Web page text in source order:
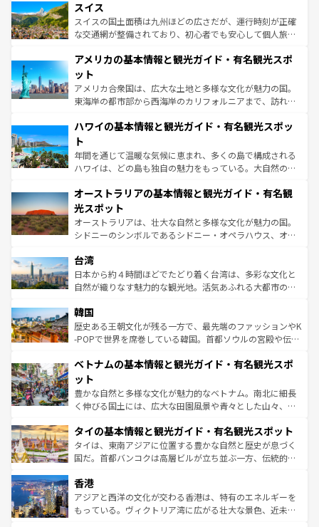
を参照してほしい。
は、お酒好きな人にはぜひ体験してほしい。 なお、新着の
ドイツ情報はコンテンツ一覧を参照してほしい。
リアごとに異なる魅力がある。また、優雅なアフタヌーン
ティー、ビール好きにはたまらない英国パブ、サッカー観
戦など、本場だからこそできる体験も豊富。イギリスを旅
ンツ一覧を参照してほしい。
スイス
スイスの国土面積は九州ほどの広さだが、運行時刻が正確
な交通網が整備されており、初心者でも安心して個人旅行
の建物がそのまま残る町や、スイスならではのユニークな
博物館もあり、アルプス観光だけでなく町歩きも満喫する
ことができる。国民の所得が高いため物価も高いが、旅行
者向けの交通パス提供のサービスもあり、うまく活用すれ
着のスイス情報はコンテンツ一覧を参照してほしい。
アメリカの基本情報と観光ガイド・有名観光スポ
ット
アメリカ合衆国は、広大な土地と多様な文化が魅力の国。
東海岸の都市部から西海岸のカリフォルニアまで、訪れる
のような巨大都市は、観光、ショッピング、エンターテイ
ンメントが詰まった刺激的なスポットだ。一方、アメリカ
西部には大自然が広がり、グランドキャニオンやイエロー
ストーン国立公園といった絶景が堪能できる。さらに、南
文化が魅力。旅行者はアメリカの各地域で異なる魅力を楽
しみながら、その多様性と豊かな歴史を感じることができ
るだろう。車でのロードトリップや列車の旅も、アメリカ
ならではの贅沢な旅のスタイルだ。 なお、新着のアメリカ
情報は コンテンツ一覧 を参照してほしい。
ハワイの基本情報と観光ガイド・有名観光スポッ
ト
年間を通じて温暖な気候に恵まれ、多くの島で構成される
ハワイは、どの島も独自の魅力をもっている。大自然の神
ワイ島は見逃せない。また、定番の観光地といえばオアフ
島だが、静かな自然を求めるならマウイ島やカウアイ島が
おすすめ。エメラルドグリーンに輝く海をはじめ、豊かな
文化や歴史が息づいている。「アロハスピリット」と呼ば
人々、おいしいローカルフードやハワイアンミュージッ
ク、伝統的なフラダンスなど、すべてがハワイの魅力を彩
っている。訪れるたびに新しい発見と感動が待っているハ
はコンテンツ一覧
オーストラリアの基本情報と観光ガイド・有名観
光スポット
オーストラリアは、壮大な自然と多様な文化が魅力の国。
シドニーのシンボルであるシドニー・オペラハウス、オー
リアリーフや大陸中央部にそびえるウルル（エアーズロッ
ク）、タスマニアの美しい原生林やケアンズの熱帯雨林な
ど、見どころがたくさん。また、カフェやワイン、オージ
いる。アクティビティも充実しており、サーフィンやダイ
ビング、ハイキングなど、アウトドア好きにはたまらな
い。オーストラリアの多彩な魅力を存分に味わいつくそ
参照してほしい。
台湾
日本から約４時間ほどでたどり着く台湾は、多彩な文化と
自然が織りなす魅力的な観光地。活気あふれる大都市の台
ン）、静ひつな山岳地帯である台湾東部など、都市の喧騒
と山間の静けさが共存しており、訪れる人に新しい発見と
驚きをもたらしてくれる。また、奥深い台湾の食文化も魅
容にもいいと評判のスイーツなど、バラエティ豊かな料理
照してほしい。
韓国
歴史ある王朝文化が残る一方で、最先端のファッションやK
-POPで世界を席巻している韓国。首都ソウルの宮殿や伝統
き、地方に足を延ばせば四季折々の自然美を楽しむことが
できる。そして、キムチや焼肉、絶品のストリートフード
まで、さまざまな韓国料理が待っている。夜には、韓国な
らではのナイトライフも堪能できる。あたたかいホスピタ
わってみてほしい。 なお、新着の韓国情報はコンテンツ一
覧 を参照してほしい。
ベトナムの基本情報と観光ガイド・有名観光スポ
ット
豊かな自然と多様な文化が魅力的なベトナム。南北に細長
く伸びる国土には、広大な田園風景や青々とした山々、世
急速な発展と共に伝統が息づく。ハノイの古い町並みやホ
ーチミン市のフランス統治時代の建物も、独特の雰囲気を
醸し出している。また、バラエティの豊かさとおいしさで
とつ。フォーやバインミー、ベトナムコーヒーなどは、ぜ
ひ現地で味わいたい。どの地域を訪れてもあたたかい人々
が旅行者を迎えてくれるので、きっと忘れられない旅にな
タイの基本情報と観光ガイド・有名観光スポット
タイは、東南アジアに位置する豊かな自然と歴史が息づく
国だ。首都バンコクは高層ビルが立ち並ぶ一方、伝統的な
の活気が交差している。北部ではチェンマイなどの山岳地
帯で自然と触れ合い、南部ではプーケットやクラビの美し
いビーチでリゾート気分を楽しむことができる。タイ料理
香港
アジアと西洋の文化が交わる香港は、特有のエネルギーを
もっている。ヴィクトリア湾に広がる壮大な景色、近未来